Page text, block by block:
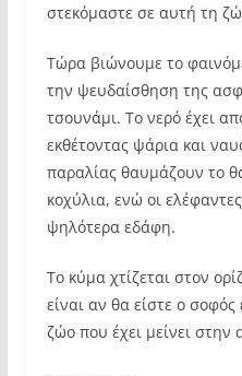
στεκόμαστε σε αυτή τη
Τώρα βιώνουμε το
την ψευδαίσθηση της
τσουνάμι. Το νερό έχει
εκθέτοντας ψάρια και
παραλίας θαυμάζουν το
κοχύλια, ενώ οι
ψηλότερα εδάφη.
Το κύμα χτίζεται στον
είναι αν θα είστε ο
ζώο που έχει μείνει στην